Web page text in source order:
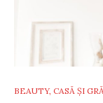
BEAUTY, CASĂ ȘI